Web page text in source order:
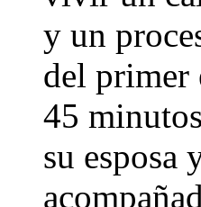
y un
del primer
45
su esposa